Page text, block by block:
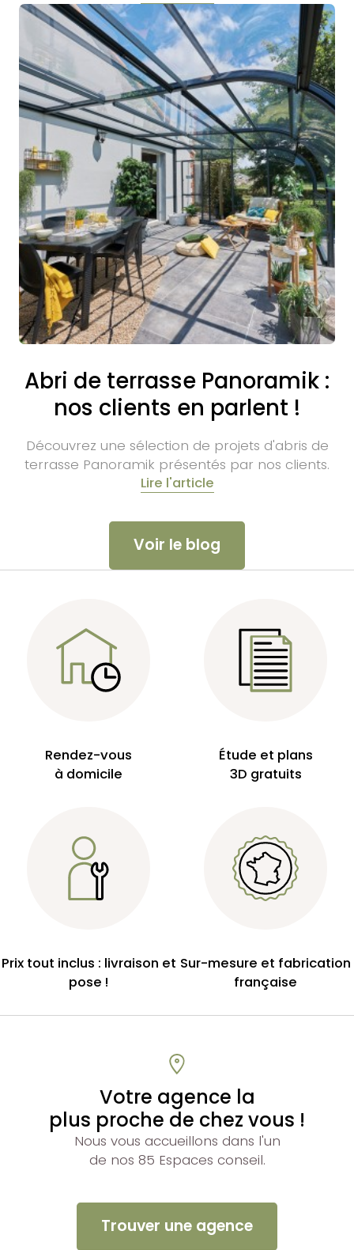
Abri de terrasse Panoramik :
nos clients en parlent !
Découvrez une sélection de projets d'abris de
terrasse Panoramik présentés par nos clients.
Lire l'article
Voir le blog
Rendez-vous
à domicile
Étude et plans
3D gratuits
Prix tout inclus : livraison et
pose !
Sur-mesure et fabrication
française
Votre agence la
plus proche de chez vous !
Nous vous accueillons dans l'un
de nos 85 Espaces conseil.
Trouver une agence